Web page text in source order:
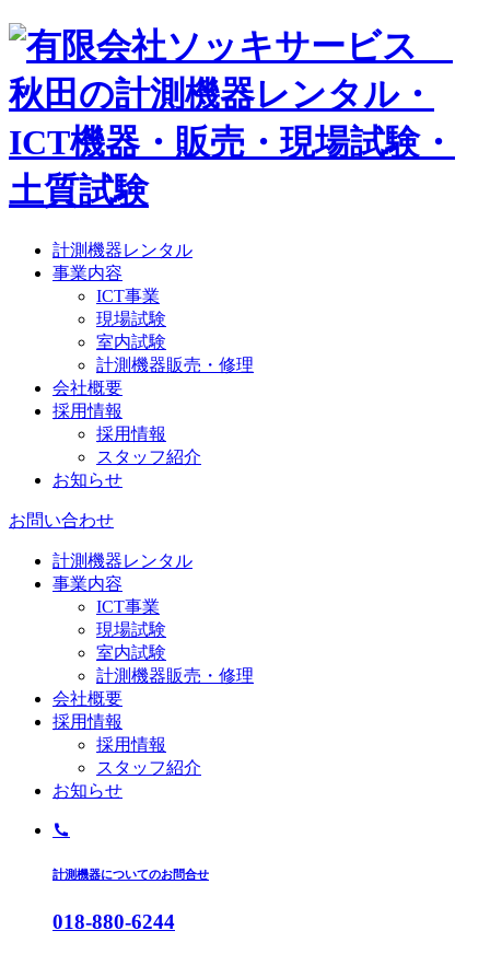
計測機器レンタル
事業内容
ICT事業
現場試験
室内試験
計測機器販売・修理
会社概要
採用情報
採用情報
スタッフ紹介
お知らせ
お問い合わせ
計測機器レンタル
事業内容
ICT事業
現場試験
室内試験
計測機器販売・修理
会社概要
採用情報
採用情報
スタッフ紹介
お知らせ
計測機器についてのお問合せ
018-880-6244